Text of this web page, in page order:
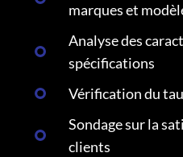
marques et
Analyse des
spécifications
Vérification du
Sondage sur la
clients